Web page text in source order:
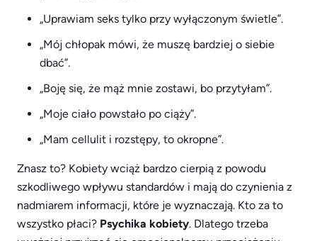
„Uprawiam seks tylko przy wyłączonym świetle”.
„Mój chłopak mówi, że muszę bardziej o siebie
dbać”.
„Boję się, że mąż mnie zostawi, bo przytyłam”.
„Moje ciało powstało po ciąży”.
„Mam cellulit i rozstępy, to okropne”.
Znasz to? Kobiety wciąż bardzo cierpią z powodu
szkodliwego wpływu standardów i mają do czynienia z
nadmiarem informacji, które je wyznaczają. Kto za to
wszystko płaci? Psychika kobiety. Dlatego trzeba